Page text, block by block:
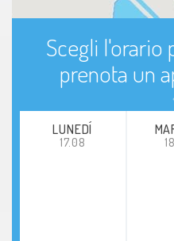
Scegli
prenota un
LUNEDÍ
17.08